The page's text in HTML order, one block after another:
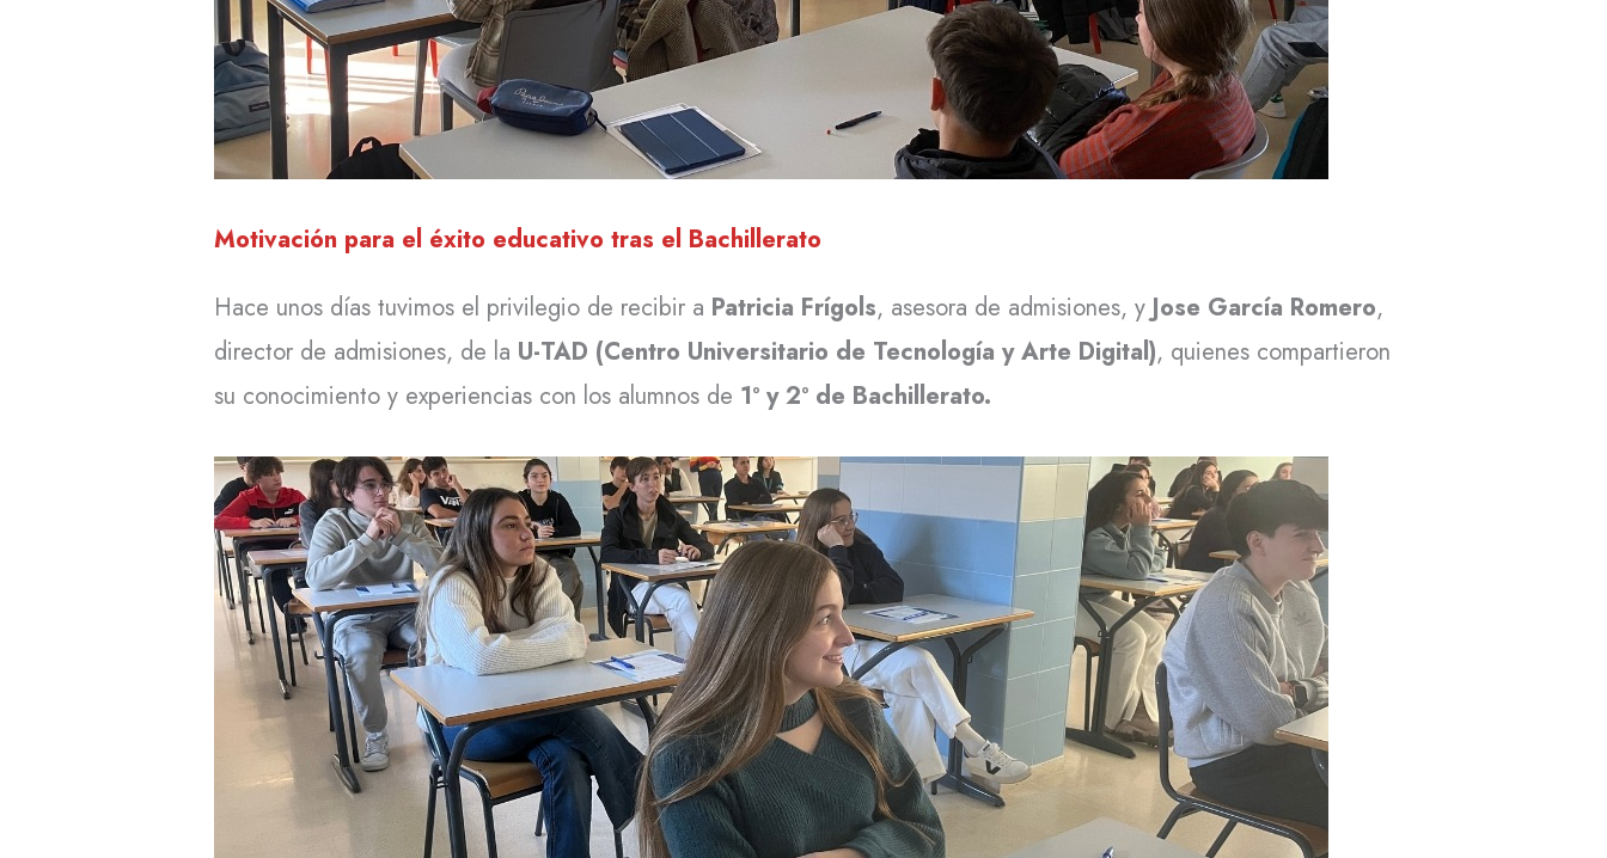
Motivación para el éxito educativo tras el Bachillerato
Hace unos días tuvimos el privilegio de recibir a Patricia Frígols, asesora de admisiones, yJose García Romero,
director de admisiones, de la U-TAD (Centro Universitario de Tecnología y Arte Digital), quienes compartieron
su conocimiento y experiencias con los alumnos de 1º y 2º de Bachillerato.